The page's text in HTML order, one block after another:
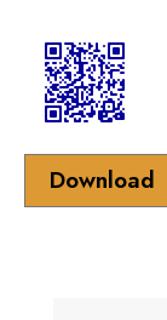
Download